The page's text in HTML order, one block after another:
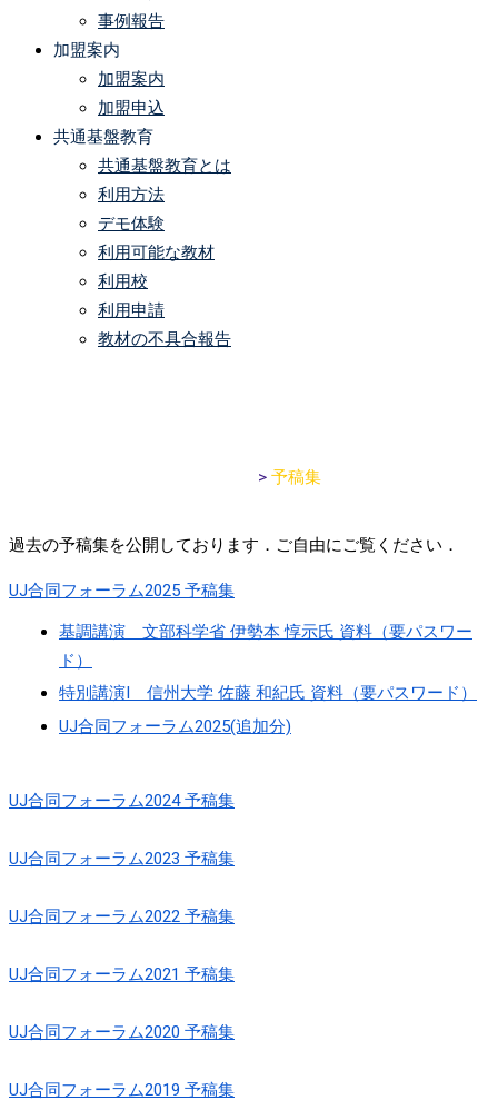
事例報告
加盟案内
加盟案内
加盟申込
共通基盤教育
共通基盤教育とは
利用方法
デモ体験
利用可能な教材
利用校
利用申請
教材の不具合報告
> 予稿集
過去の予稿集を公開しております．ご自由にご覧ください．
UJ合同フォーラム2025 予稿集
基調講演 文部科学省 伊勢本 惇示氏 資料（要パスワー
ド）
特別講演I 信州大学 佐藤 和紀氏 資料（要パスワード）
UJ合同フォーラム2025(追加分)
UJ合同フォーラム2024 予稿集
UJ合同フォーラム2023 予稿集
UJ合同フォーラム2022 予稿集
UJ合同フォーラム2021 予稿集
UJ合同フォーラム2020 予稿集
UJ合同フォーラム2019 予稿集